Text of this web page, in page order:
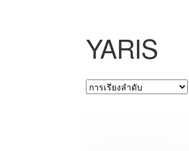
YARIS